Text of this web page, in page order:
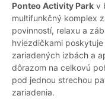
Ponteo Activity Park v
multifunkčný komplex
povinností, relaxu a
hviezdičkami
zariadených izbách a
dôrazom na celkovú
pod jednou strechou
zariadenia.